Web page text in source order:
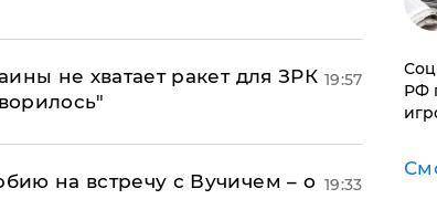
не хватает ракет для ЗРК 19:57
на встречу с Вучичем – о 19:33
РФ